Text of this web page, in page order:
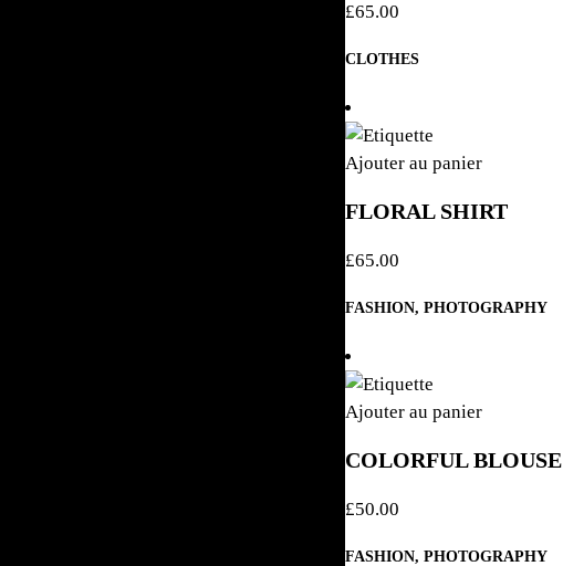
£65.00
CLOTHES
Ajouter au panier
FLORAL SHIRT
£65.00
FASHION, PHOTOGRAPHY
Ajouter au panier
COLORFUL BLOUSE
£50.00
FASHION, PHOTOGRAPHY